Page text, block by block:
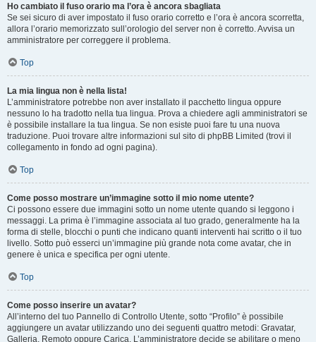
Ho cambiato il fuso orario ma l’ora è ancora sbagliata
Se sei sicuro di aver impostato il fuso orario corretto e l’ora è ancora scorretta,
allora l’orario memorizzato sull’orologio del server non è corretto. Avvisa un
amministratore per correggere il problema.
Top
La mia lingua non è nella lista!
L’amministratore potrebbe non aver installato il pacchetto lingua oppure
nessuno lo ha tradotto nella tua lingua. Prova a chiedere agli amministratori se
è possibile installare la tua lingua. Se non esiste puoi fare tu una nuova
traduzione. Puoi trovare altre informazioni sul sito di phpBB Limited (trovi il
collegamento in fondo ad ogni pagina).
Top
Come posso mostrare un’immagine sotto il mio nome utente?
Ci possono essere due immagini sotto un nome utente quando si leggono i
messaggi. La prima è l’immagine associata al tuo grado, generalmente ha la
forma di stelle, blocchi o punti che indicano quanti interventi hai scritto o il tuo
livello. Sotto può esserci un’immagine più grande nota come avatar, che in
genere è unica e specifica per ogni utente.
Top
Come posso inserire un avatar?
All’interno del tuo Pannello di Controllo Utente, sotto “Profilo” è possibile
aggiungere un avatar utilizzando uno dei seguenti quattro metodi: Gravatar,
Galleria, Remoto oppure Carica. L’amministratore decide se abilitare o meno